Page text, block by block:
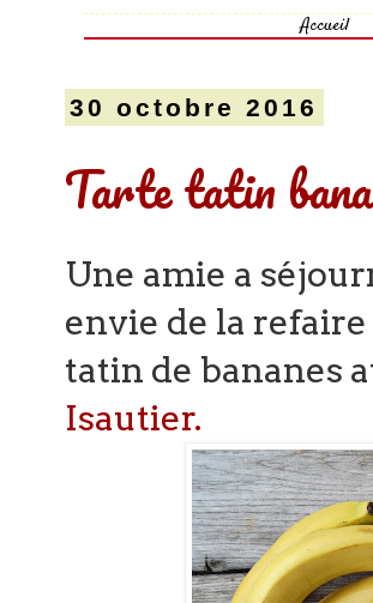
Accueil
30 octobre 2016
Tarte tatin
Une amie a
envie de la
tatin de bananes
Isautier.